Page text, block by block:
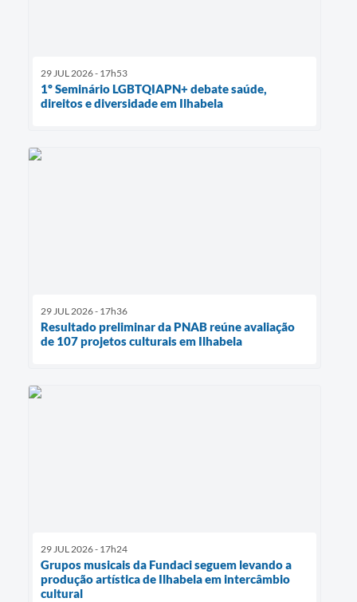
29 JUL 2026 - 17h53
1º Seminário LGBTQIAPN+ debate saúde,
direitos e diversidade em Ilhabela
29 JUL 2026 - 17h36
Resultado preliminar da PNAB reúne avaliação
de 107 projetos culturais em Ilhabela
29 JUL 2026 - 17h24
Grupos musicais da Fundaci seguem levando a
produção artística de Ilhabela em intercâmbio
cultural